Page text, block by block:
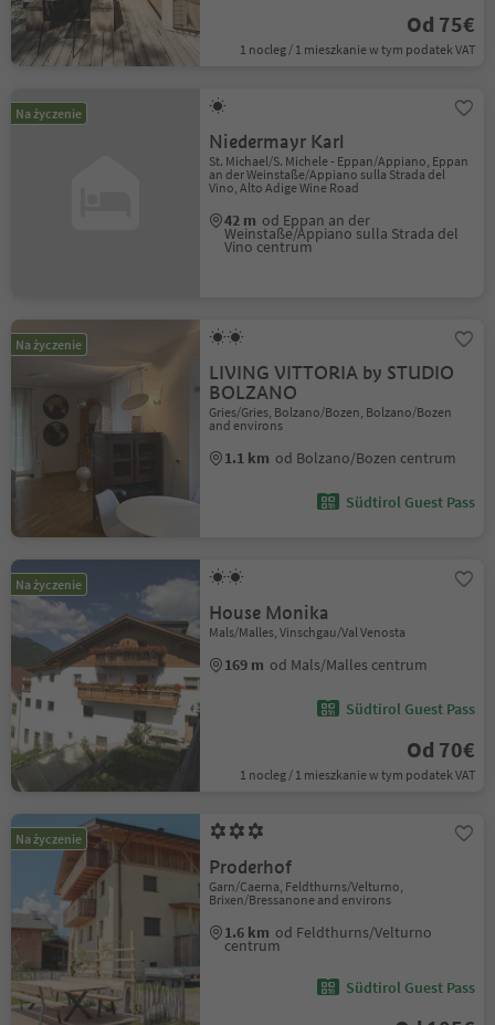
Od 75€
1 nocleg / 1 mieszkanie w tym podatek VAT
Na życzenie
Niedermayr Karl
St. Michael/S. Michele - Eppan/Appiano, Eppan
an der Weinstaße/Appiano sulla Strada del
Vino, Alto Adige Wine Road
42 m od Eppan an der
Weinstaße/Appiano sulla Strada del
Vino centrum
Na życzenie
LIVING VITTORIA by STUDIO
BOLZANO
Gries/Gries, Bolzano/Bozen, Bolzano/Bozen
and environs
1.1 km od Bolzano/Bozen centrum
Südtirol Guest Pass
Na życzenie
House Monika
Mals/Malles, Vinschgau/Val Venosta
169 m od Mals/Malles centrum
Südtirol Guest Pass
Od 70€
1 nocleg / 1 mieszkanie w tym podatek VAT
Na życzenie
Proderhof
Garn/Caerna, Feldthurns/Velturno,
Brixen/Bressanone and environs
1.6 km od Feldthurns/Velturno
centrum
Südtirol Guest Pass